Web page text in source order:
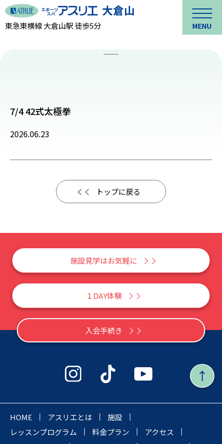
東急東横線 大倉山駅 徒歩5分 MENU
7/4 42式太極拳
2026.06.23
トップに戻る
施設見学はお気軽に
１DAY体験
入会手続き
HOME アスリエとは
施設
レッスンプログラム
料金プラン
アクセス